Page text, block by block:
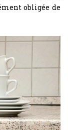
obligée de